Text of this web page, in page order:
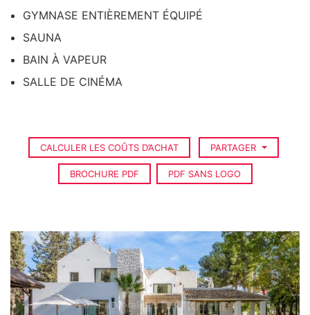
GYMNASE ENTIÈREMENT ÉQUIPÉ
SAUNA
BAIN À VAPEUR
SALLE DE CINÉMA
CALCULER LES COÛTS D’ACHAT PARTAGER
BROCHURE PDF PDF SANS LOGO